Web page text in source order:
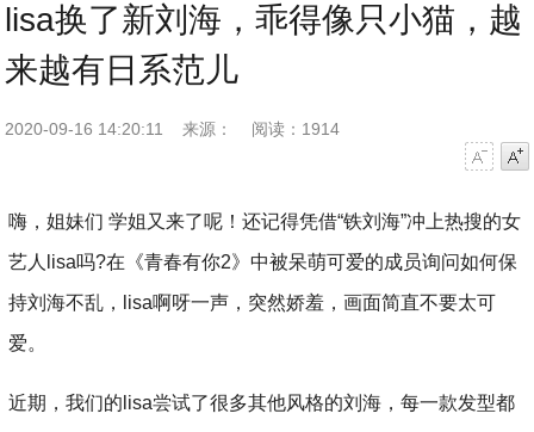
lisa换了新刘海，乖得像只小猫，越
来越有日系范儿
2020-09-16 14:20:11 来源：
阅读：1914
嗨，姐妹们 学姐又来了呢！还记得凭借“铁刘海”冲上热搜的女
艺人lisa吗?在《青春有你2》中被呆萌可爱的成员询问如何保
持刘海不乱，lisa啊呀一声，突然娇羞，画面简直不要太可
爱。
近期，我们的lisa尝试了很多其他风格的刘海，每一款发型都